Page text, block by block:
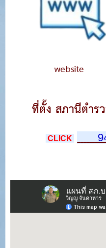
website
ที่ตั้ง สภานีตำร
CLICK